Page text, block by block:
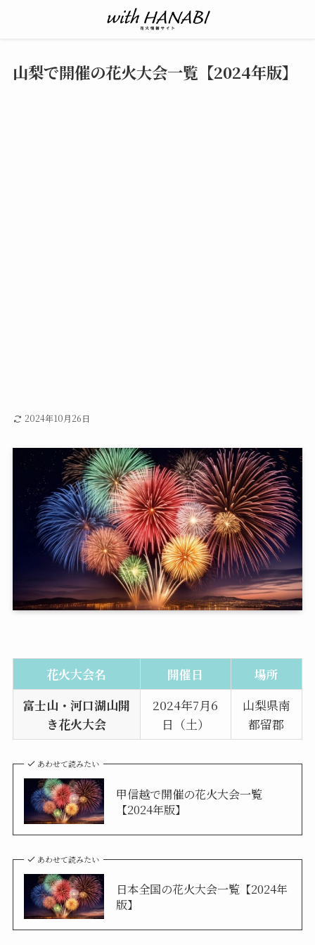
山梨で開催の花火大会一覧【2024年版】
2024年10月26日
花火大会名 開催日
場所
富士山・河口湖山開
き花火大会
2024年7月6
日（土）
山梨県南
都留郡
あわせて読みたい
甲信越で開催の花火大会一覧
【2024年版】
あわせて読みたい
日本全国の花火大会一覧【2024年
版】